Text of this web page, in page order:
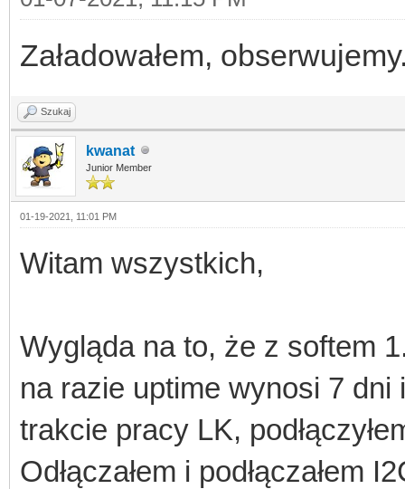
Załadowałem,
Szukaj
kwanat
Junior Member
01-19-2021, 11:01 PM
Witam wszystkich,
Wygląda na to, że z softem
na razie uptime wynosi 7
trakcie pracy LK,
Odłączałem i podłączałem